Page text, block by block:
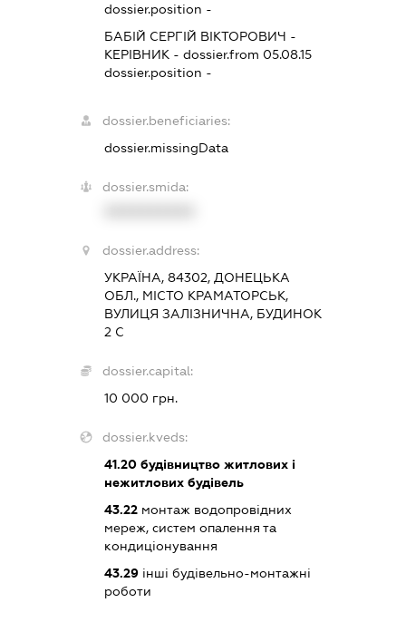
dossier.position -
БАБІЙ СЕРГІЙ ВІКТОРОВИЧ -
КЕРІВНИК - dossier.from 05.08.15
dossier.position -
dossier.beneficiaries:
dossier.missingData
dossier.smida:
dossier.address:
УКРАЇНА, 84302, ДОНЕЦЬКА
ОБЛ., МІСТО КРАМАТОРСЬК,
ВУЛИЦЯ ЗАЛІЗНИЧНА, БУДИНОК
2 С
dossier.capital:
10 000 грн.
dossier.kveds:
41.20будівництво житлових і
нежитлових будівель
43.22монтаж водопровідних
мереж, систем опалення та
кондиціонування
43.29інші будівельно-монтажні
роботи